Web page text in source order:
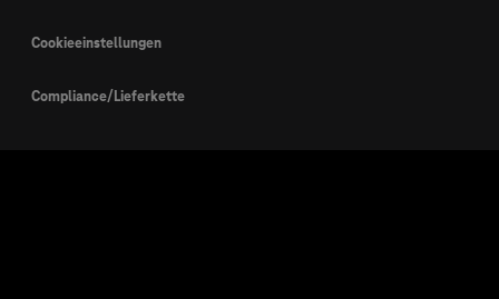
Cookieeinstellungen
Compliance/Lieferkette